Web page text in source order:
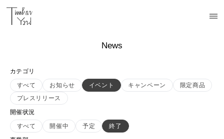
News
カテゴリ
すべて
お知らせ イベント キャンペーン
限定商品
プレスリリース
開催状況
すべて
開催中 予定
終了